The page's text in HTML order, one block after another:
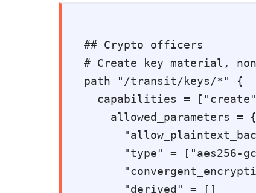
## Crypto officers
# Create key material,
path "/transit/keys/*" {
capabilities =
    allowed_parameters = {
"type" = ["aes256-
      "derived" = []